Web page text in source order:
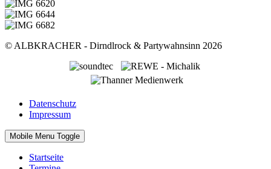
© ALBKRACHER - Dirndlrock & Partywahnsinn 2026
Datenschutz
Impressum
Mobile Menu Toggle
Startseite